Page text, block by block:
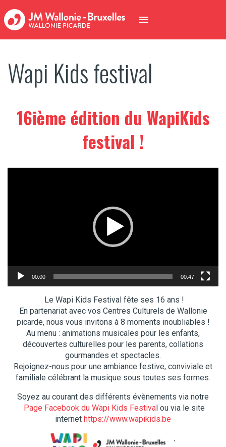
Wapi Kids festival
16ième édition du WapiKids
festival !
00:00 00:47
Le Wapi Kids Festival fête ses 16 ans !
En partenariat avec vos Centres Culturels de Wallonie
picarde, nous vous invitons à 8 moments inoubliables !
Au menu : animations musicales pour les enfants,
découvertes culturelles pour les parents, collations
gourmandes et spectacles.
Rejoignez-nous pour une ambiance festive, conviviale et
familiale célébrant la musique sous toutes ses formes.
Soyez au courant des différents évènements via notre
Page Facebook du Wapi Kids Festival ou via le site
internet https://www.wapikids.be
`